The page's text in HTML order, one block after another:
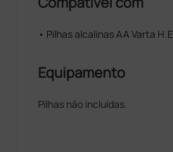
• Pilhas alcalinas AA Varta H.E.
Equipamento
Pilhas não incluídas.